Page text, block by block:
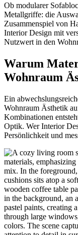
Ob modularer
Metallgriffe: die
Zusammenspiel von
Interior Design mit
Nutzwert in den
Warum
Wohnraum
Ein
Wohnraum Ästhetik
Kombinationen
Optik. Wer Interior
Persönlichkeit und